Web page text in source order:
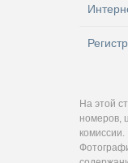
На этой
номеров,
комиссии.